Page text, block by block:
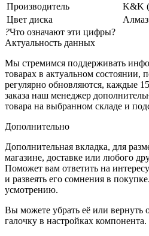
Производитель
K&K
Цвет диска
?Что означают эти цифры?
Актуальность данных
Мы стремимся поддерживать
товарах в актуальном состоянии,
регулярно обновляются, каждые
заказа наш менеджер
товара на выбранном складе и
Дополнительно
Дополнительная вкладка, для
магазине, доставке или любого
Поможет вам ответить на
и развеять его сомнения в
усмотрению.
Вы можете убрать её или вернуть
галочку в настройках